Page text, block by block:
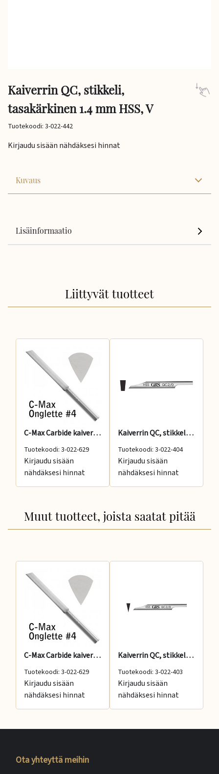
Kaiverrin QC, stikkeli,
tasakärkinen 1.4 mm HSS, V
Tuotekoodi: 3-022-442
Kirjaudu sisään nähdäksesi hinnat
Kuvaus
Lisäinformaatio
Liittyvät tuotteet
C-Max Carbide kaiverrin onglette #4
Tuotekoodi: 3-022-629
Kirjaudu sisään
nähdäksesi hinnat
Kaiverrin QC, stikkeli, teräväkärkinen 4, 2.54 mm,
Tuotekoodi: 3-022-404
Kirjaudu sisään
nähdäksesi hinnat
Muut tuotteet, joista saatat pitää
C-Max Carbide kaiverrin onglette #4
Tuotekoodi: 3-022-629
Kirjaudu sisään
nähdäksesi hinnat
Kaiverrin QC, stikkeli, teräväkärkinen 3, 2.16 mm,
Tuotekoodi: 3-022-403
Kirjaudu sisään
nähdäksesi hinnat
Ota yhteyttä meihin